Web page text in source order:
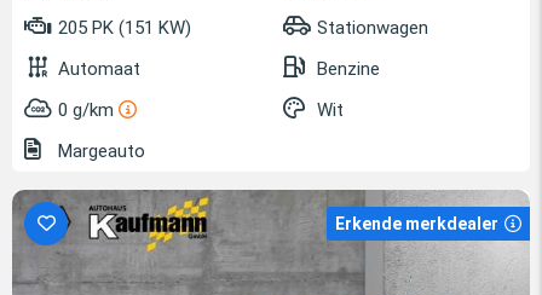
205 PK (151 KW)
Stationwagen
Automaat
Benzine
0 g/km
Wit
Margeauto
Erkende merkdealer